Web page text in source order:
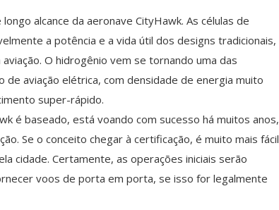
alcance da aeronave CityHawk. As células de
a potência e a vida útil dos designs tradicionais,
O hidrogênio vem se tornando uma das
aviação elétrica, com densidade de energia muito
super-rápido.
é baseado, está voando com sucesso há muitos anos,
Se o conceito chegar à certificação, é muito mais fácil
cidade. Certamente, as operações iniciais serão
voos de porta em porta, se isso for legalmente